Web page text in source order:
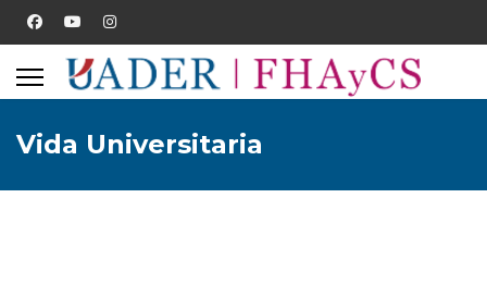
Vida Universitaria